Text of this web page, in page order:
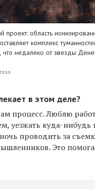
проект: область
комплекс
что недалеко от звезды
в этом деле?
процесс. Люблю
уезжать куда-
проводить за
Это